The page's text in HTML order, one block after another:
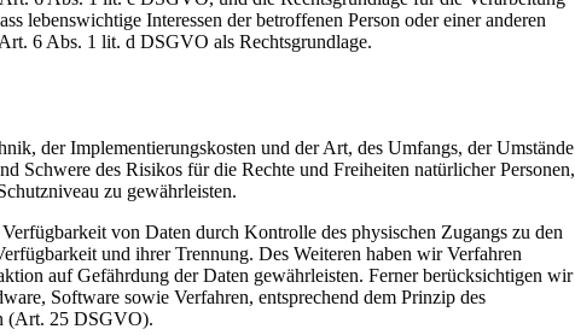
lebenswichtige Interessen der betroffenen Person oder einer anderen
6 Abs. 1 lit. d DSGVO als Rechtsgrundlage.
der Implementierungskosten und der Art, des Umfangs, der Umstände
Schwere des Risikos für die Rechte und Freiheiten natürlicher Personen,
zu gewährleisten.
von Daten durch Kontrolle des physischen Zugangs zu den
und ihrer Trennung. Des Weiteren haben wir Verfahren
auf Gefährdung der Daten gewährleisten. Ferner berücksichtigen wir
Software sowie Verfahren, entsprechend dem Prinzip des
(Art. 25 DSGVO).